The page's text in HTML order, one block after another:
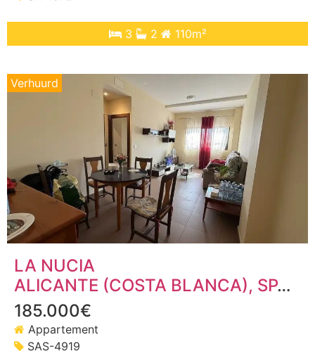
3 2 110m²
Verhuurd
LA NUCIA
ALICANTE (COSTA BLANCA), SPANJE
185.000€
Appartement
SAS-4919